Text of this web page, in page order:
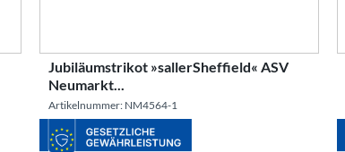
Jubiläumstrikot »sallerSheffield« ASV
Neumarkt...
Artikelnummer: NM4564-1